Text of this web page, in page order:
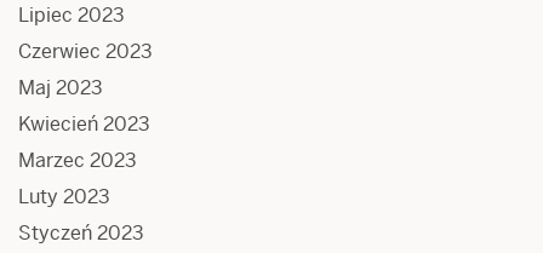
Lipiec 2023
Czerwiec 2023
Maj 2023
Kwiecień 2023
Marzec 2023
Luty 2023
Styczeń 2023